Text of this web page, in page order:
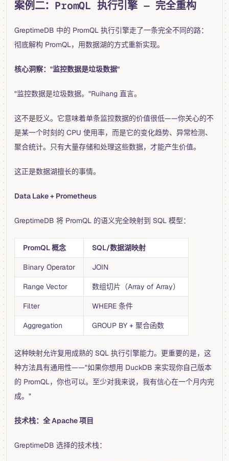
案例二：PromQL 执行引擎 — 完全重构
GreptimeDB 中的 PromQL 执行引擎走了一条完全不同的路：
彻底解构 PromQL，用数据湖的方式重新实现。
核心洞察："监控数据是垃圾数据"
"监控数据是垃圾数据。"Ruihang 直言。
这不是贬义。它意味着单条监控数据的价值很低——你关心的不
是某一个时刻的 CPU 使用率，而是它的变化趋势、异常检测、
聚合统计。只有大量存储和处理这些数据，才能产生价值。
这正是数据湖擅长的事情。
Data Lake + Prometheus
GreptimeDB 将 PromQL 的语义完全映射到 SQL 模型：
PromQL 概念 SQL/数据湖映射
Binary Operator JOIN
Range Vector 数组切片（Array of Array）
Filter WHERE 条件
Aggregation GROUP BY + 聚合函数
这种映射允许复用成熟的 SQL 执行引擎能力。更重要的是，这
种方法具有通用性——"如果你想用 DuckDB 来实现你自己版本
的 PromQL，你也可以。至少对我来说，我有信心在一个月内完
成。"
技术栈：全 Apache 项目
GreptimeDB 选择的技术栈：